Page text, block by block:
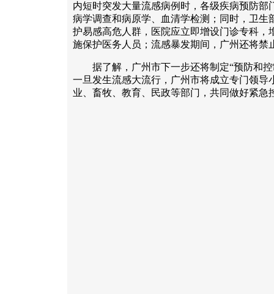
内短时突发大量流感病例时，各级疾病预防部
病学调查和病原学、血清学检测；同时，卫生
护易感高危人群，医院应立即增设门诊专科，
施保护医务人员；流感暴发期间，广州还将禁
据了解，广州市下一步还将制定“预防和控
一旦发生流感大流行，广州市将成立专门领导
业、畜牧、教育、民政等部门，共同做好紧急